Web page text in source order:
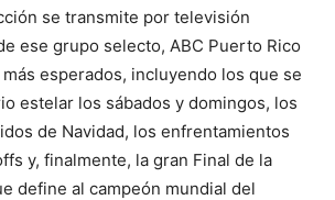
se transmite por televisión
ese grupo selecto, ABC Puerto Rico
esperados, incluyendo los que se
estelar los sábados y domingos, los
de Navidad, los enfrentamientos
y, finalmente, la gran Final de la
define al campeón mundial del